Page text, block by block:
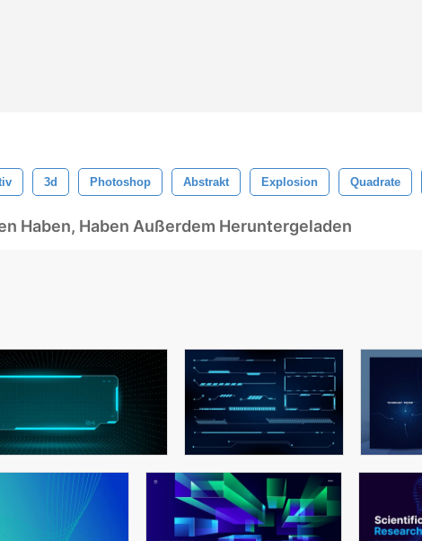
3d Photoshop Abstrakt Explosion Quadrate
Haben, Haben Außerdem Heruntergeladen